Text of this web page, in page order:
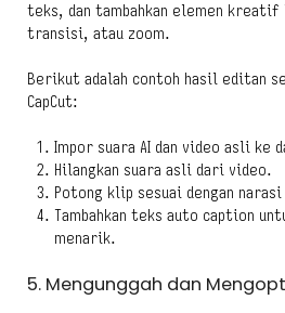
teks, dan tambahkan elemen
transisi, atau zoom.
Berikut adalah contoh hasil editan
CapCut:
Impor suara AI dan video asli ke
Hilangkan suara asli dari video.
Potong klip sesuai dengan
Tambahkan teks auto caption
menarik.
5. Mengunggah dan